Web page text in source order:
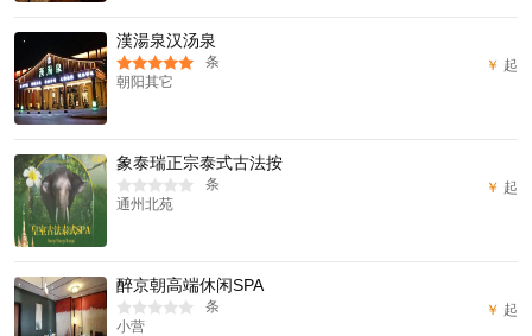
漢湯泉汉汤泉
条
朝阳其它
￥ 起
象泰瑞正宗泰式古法按
条
通州北苑
￥ 起
醉京朝高端休闲SPA
条
小营
￥ 起